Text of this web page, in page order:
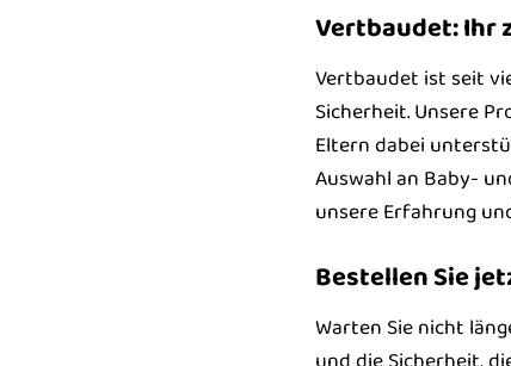
Vertbaudet: Ihr
Vertbaudet ist seit
Sicherheit. Unsere
Eltern dabei
Auswahl an Baby-
unsere Erfahrung
Bestellen Sie
Warten Sie nicht